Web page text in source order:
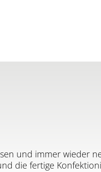
und immer wieder
die fertige